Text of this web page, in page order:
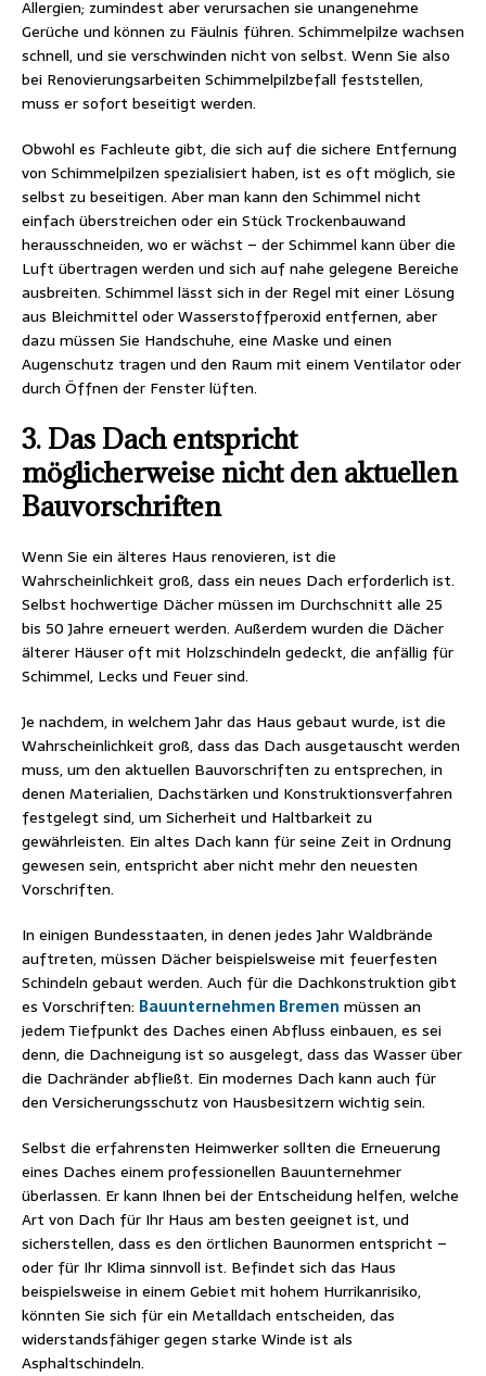
Allergien; zumindest aber verursachen sie unangenehme
Gerüche und können zu Fäulnis führen. Schimmelpilze wachsen
schnell, und sie verschwinden nicht von selbst. Wenn Sie also
bei Renovierungsarbeiten Schimmelpilzbefall feststellen,
muss er sofort beseitigt werden.
Obwohl es Fachleute gibt, die sich auf die sichere Entfernung
von Schimmelpilzen spezialisiert haben, ist es oft möglich, sie
selbst zu beseitigen. Aber man kann den Schimmel nicht
einfach überstreichen oder ein Stück Trockenbauwand
herausschneiden, wo er wächst – der Schimmel kann über die
Luft übertragen werden und sich auf nahe gelegene Bereiche
ausbreiten. Schimmel lässt sich in der Regel mit einer Lösung
aus Bleichmittel oder Wasserstoffperoxid entfernen, aber
dazu müssen Sie Handschuhe, eine Maske und einen
Augenschutz tragen und den Raum mit einem Ventilator oder
durch Öffnen der Fenster lüften.
3. Das Dach entspricht
möglicherweise nicht den aktuellen
Bauvorschriften
Wenn Sie ein älteres Haus renovieren, ist die
Wahrscheinlichkeit groß, dass ein neues Dach erforderlich ist.
Selbst hochwertige Dächer müssen im Durchschnitt alle 25
bis 50 Jahre erneuert werden. Außerdem wurden die Dächer
älterer Häuser oft mit Holzschindeln gedeckt, die anfällig für
Schimmel, Lecks und Feuer sind.
Je nachdem, in welchem Jahr das Haus gebaut wurde, ist die
Wahrscheinlichkeit groß, dass das Dach ausgetauscht werden
muss, um den aktuellen Bauvorschriften zu entsprechen, in
denen Materialien, Dachstärken und Konstruktionsverfahren
festgelegt sind, um Sicherheit und Haltbarkeit zu
gewährleisten. Ein altes Dach kann für seine Zeit in Ordnung
gewesen sein, entspricht aber nicht mehr den neuesten
Vorschriften.
In einigen Bundesstaaten, in denen jedes Jahr Waldbrände
auftreten, müssen Dächer beispielsweise mit feuerfesten
Schindeln gebaut werden. Auch für die Dachkonstruktion gibt
es Vorschriften: Bauunternehmen Bremen müssen an
jedem Tiefpunkt des Daches einen Abfluss einbauen, es sei
denn, die Dachneigung ist so ausgelegt, dass das Wasser über
die Dachränder abfließt. Ein modernes Dach kann auch für
den Versicherungsschutz von Hausbesitzern wichtig sein.
Selbst die erfahrensten Heimwerker sollten die Erneuerung
eines Daches einem professionellen Bauunternehmer
überlassen. Er kann Ihnen bei der Entscheidung helfen, welche
Art von Dach für Ihr Haus am besten geeignet ist, und
sicherstellen, dass es den örtlichen Baunormen entspricht –
oder für Ihr Klima sinnvoll ist. Befindet sich das Haus
beispielsweise in einem Gebiet mit hohem Hurrikanrisiko,
könnten Sie sich für ein Metalldach entscheiden, das
widerstandsfähiger gegen starke Winde ist als
Asphaltschindeln.